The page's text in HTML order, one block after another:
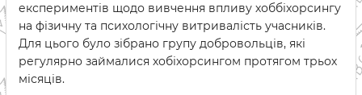
експериментів щодо вивчення впливу хоббіхорсингу
на фізичну та психологічну витривалість учасників.
Для цього було зібрано групу добровольців, які
регулярно займалися хобіхорсингом протягом трьох
місяців.